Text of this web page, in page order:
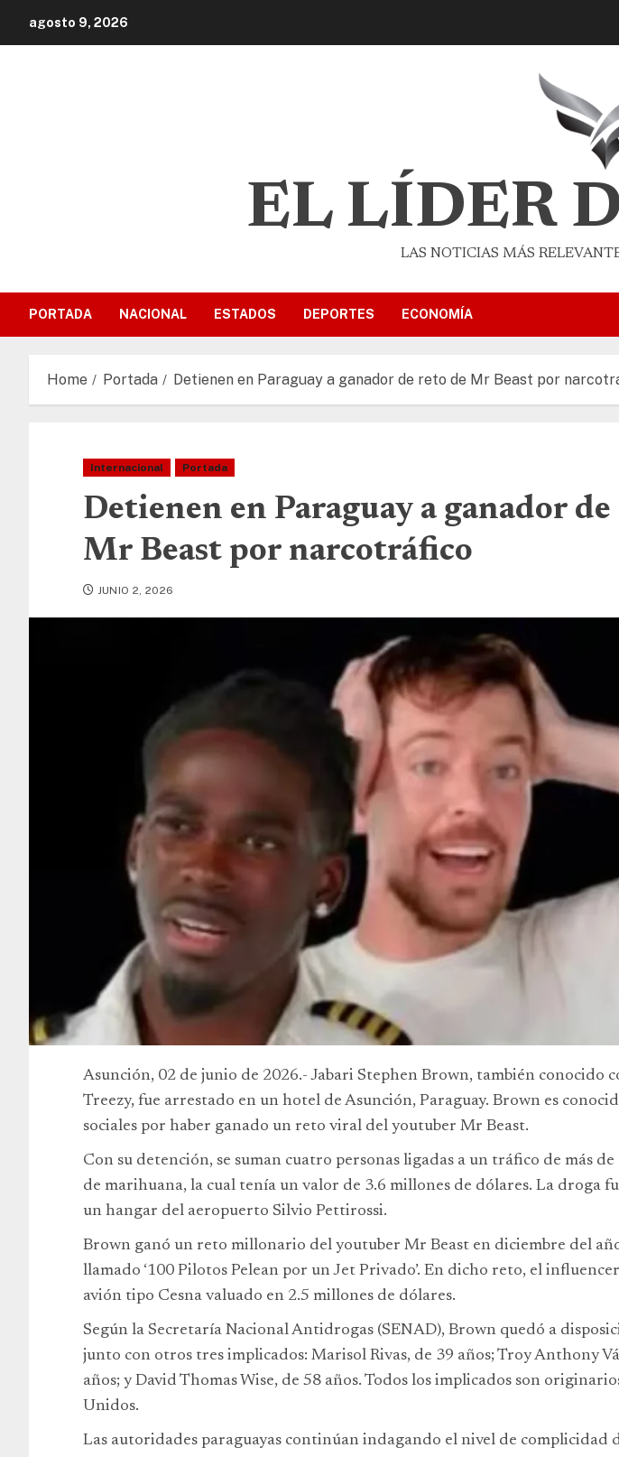
agosto 9, 2026
EL LÍDER
LAS NOTICIAS MÁS
PORTADA NACIONAL ESTADOS DEPORTES ECONOMÍA
Home Portada Detienen en Paraguay a ganador de reto de Mr Beast por
Internacional Portada
Detienen en Paraguay a ganador
Mr Beast por narcotráfico
JUNIO 2, 2026
Asunción, 02 de junio de 2026.- Jabari Stephen Brown, también conocido
Treezy, fue arrestado en un hotel de Asunción, Paraguay. Brown es
sociales por haber ganado un reto viral del youtuber Mr Beast.
Con su detención, se suman cuatro personas ligadas a un tráfico de más
de marihuana, la cual tenía un valor de 3.6 millones de dólares. La droga
un hangar del aeropuerto Silvio Pettirossi.
Brown ganó un reto millonario del youtuber Mr Beast en diciembre del
llamado ‘100 Pilotos Pelean por un Jet Privado’. En dicho reto, el
avión tipo Cesna valuado en 2.5 millones de dólares.
Según la Secretaría Nacional Antidrogas (SENAD), Brown quedó a
junto con otros tres implicados: Marisol Rivas, de 39 años; Troy Anthony
años; y David Thomas Wise, de 58 años. Todos los implicados son
Unidos.
Las autoridades paraguayas continúan indagando el nivel de complicidad